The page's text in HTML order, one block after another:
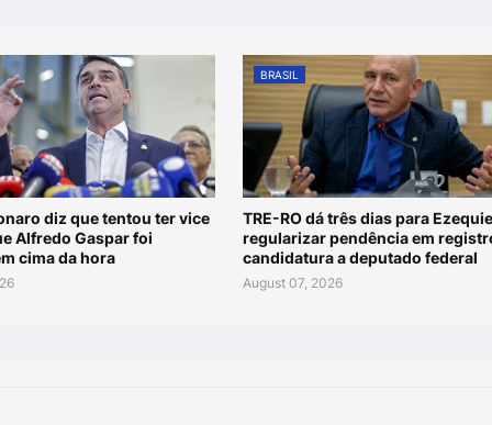
diz que tentou ter vice
Alfredo Gaspar foi
cima da hora
BRASIL
TRE-RO dá três dias para
regularizar pendência em
candidatura a deputado federal
August 07, 2026